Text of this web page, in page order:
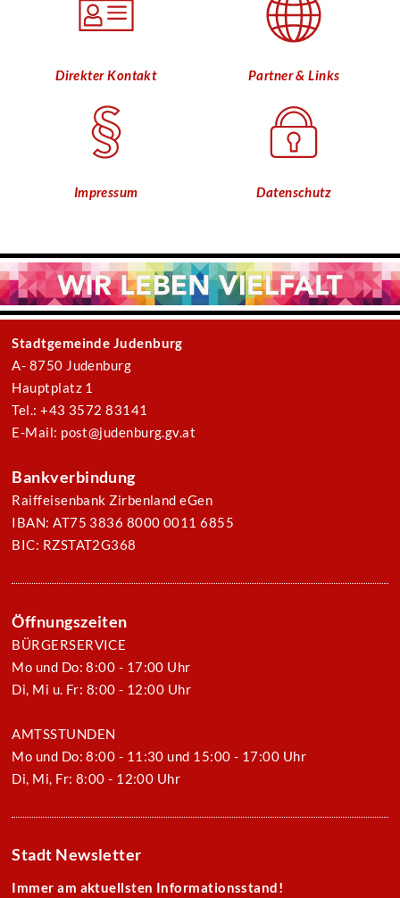
Direkter Kontakt Partner & Links
Impressum Datenschutz
Stadtgemeinde Judenburg
A- 8750 Judenburg
Hauptplatz 1
Tel.: +43 3572 83141
E-Mail: post@judenburg.gv.at
Bankverbindung
Raiffeisenbank Zirbenland eGen
IBAN: AT75 3836 8000 0011 6855
BIC: RZSTAT2G368
Öffnungszeiten
BÜRGERSERVICE
Mo und Do: 8:00 - 17:00 Uhr
Di, Mi u. Fr: 8:00 - 12:00 Uhr
AMTSSTUNDEN
Mo und Do: 8:00 - 11:30 und 15:00 - 17:00 Uhr
Di, Mi, Fr: 8:00 - 12:00 Uhr
Stadt Newsletter
Immer am aktuellsten Informationsstand!